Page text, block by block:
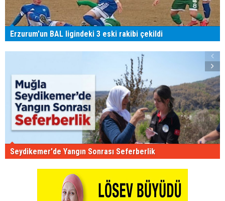
Erzurum'un BAL ligindeki 3 eski rakibi çekildi
Seydikemer'de Yangın Sonrası Seferberlik